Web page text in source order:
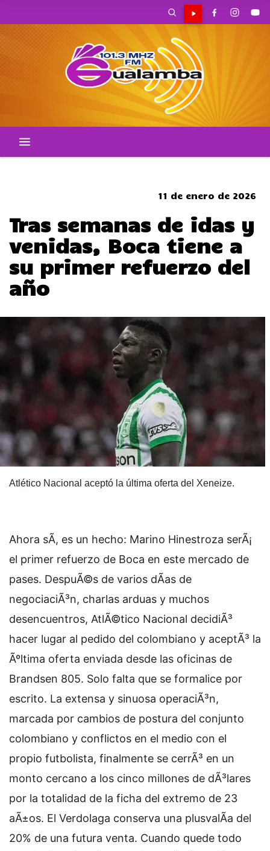
11 de enero de 2026
Tras semanas de idas y
venidas, Boca tiene a
su primer refuerzo del
año
Atlético Nacional aceptó la última oferta del Xeneize.
Ahora sÃ­, es un hecho: Marino Hinestroza serÃ¡
el primer refuerzo de Boca en este mercado de
pases. DespuÃ©s de varios dÃ­as de
negociaciÃ³n, charlas arduas y muchos
desencuentros, AtlÃ©tico Nacional decidiÃ³
hacer lugar al pedido del colombiano y aceptÃ³ la
Ãºltima oferta enviada desde las oficinas de
Brandsen 805. Solo falta que se formalice por
escrito. La extensa y sinuosa operaciÃ³n,
marcada por cambios de postura del conjunto
colombiano y conflictos en el medio con el
propio futbolista, finalmente se cerrÃ³ en un
monto cercano a los cinco millones de dÃ³lares
por la totalidad de la ficha del extremo de 23
aÃ±os. El Verdolaga conserva una plusvalÃ­a del
20% de una futura venta. Cuando quede todo